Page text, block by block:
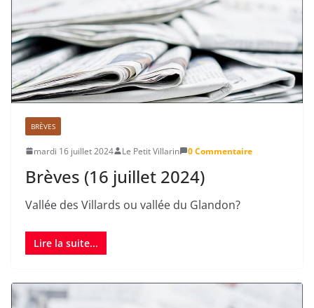
BRÈVES
mardi 16 juillet 2024 Le Petit Villarin 0 Commentaire
Brèves (16 juillet 2024)
Vallée des Villards ou vallée du Glandon?
Lire la suite...